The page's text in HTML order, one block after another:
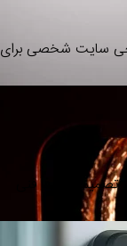
سایت شخصی برای
صرفاً فنی